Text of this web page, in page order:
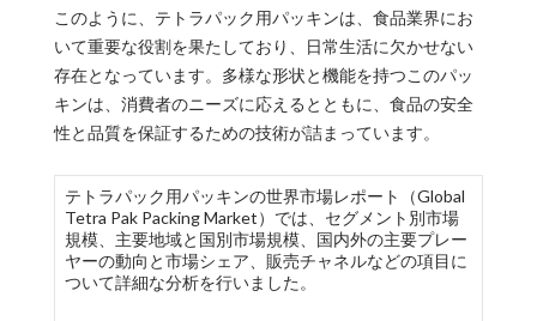
このように、テトラパック用パッキンは、食品業界にお
いて重要な役割を果たしており、日常生活に欠かせない
存在となっています。多様な形状と機能を持つこのパッ
キンは、消費者のニーズに応えるとともに、食品の安全
性と品質を保証するための技術が詰まっています。
テトラパック用パッキンの世界市場レポート（Global
Tetra Pak Packing Market）では、セグメント別市場
規模、主要地域と国別市場規模、国内外の主要プレー
ヤーの動向と市場シェア、販売チャネルなどの項目に
ついて詳細な分析を行いました。